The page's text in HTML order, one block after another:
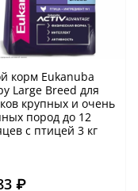
корм Eukanuba
Large Breed для
крупных и очень
пород до 12
с птицей 3 кг
₽